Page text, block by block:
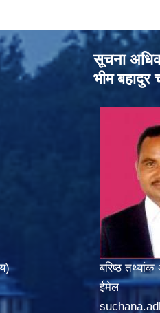
सूचना
भीम बहादुर
बरिष्ठ
ईमेल